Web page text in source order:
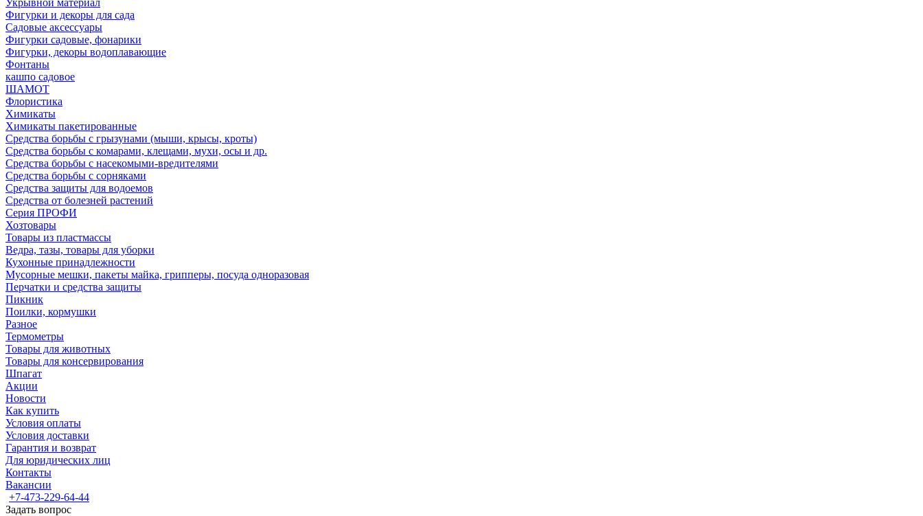
Укрывной материал
Фигурки и декоры для сада
Садовые аксессуары
Фигурки садовые, фонарики
Фигурки, декоры водоплавающие
Фонтаны
кашпо садовое
ШАМОТ
Флористика
Химикаты
Химикаты пакетированные
Средства борьбы с грызунами (мыши, крысы, кроты)
Средства борьбы с комарами, клещами, мухи, осы и др.
Средства борьбы с насекомыми-вредителями
Средства борьбы с сорняками
Средства защиты для водоемов
Средства от болезней растений
Серия ПРОФИ
Хозтовары
Товары из пластмассы
Ведра, тазы, товары для уборки
Кухонные принадлежности
Мусорные мешки, пакеты майка, грипперы, посуда одноразовая
Перчатки и средства защиты
Пикник
Поилки, кормушки
Разное
Термометры
Товары для животных
Товары для консервирования
Шпагат
Акции
Новости
Как купить
Условия оплаты
Условия доставки
Гарантия и возврат
Для юридических лиц
Контакты
Вакансии
+7-473-229-64-44
Задать вопрос